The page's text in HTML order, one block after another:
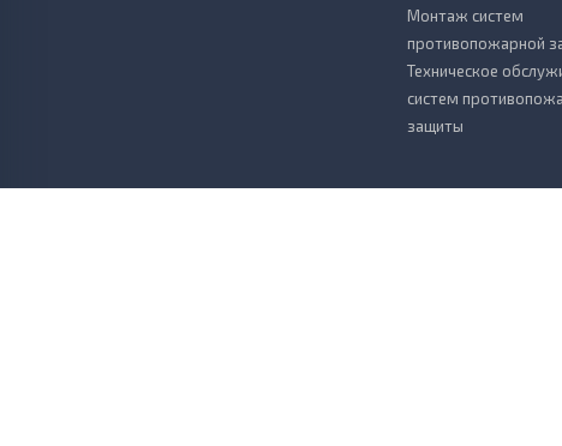
Монтаж систем
противопожарной
Техническое
систем
защиты